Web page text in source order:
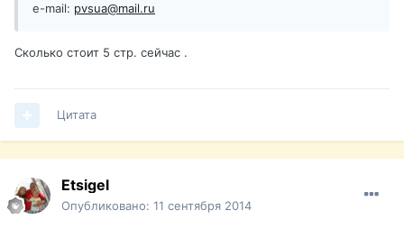
e-mail: pvsua@mail.ru
Сколько стоит 5 стр. сейчас .
Цитата
Etsigel
Опубликовано: 11 сентября 2014